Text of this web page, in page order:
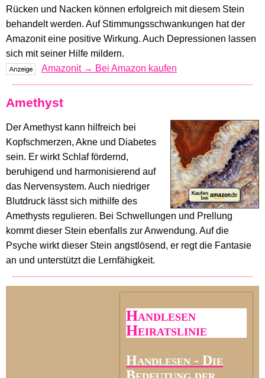
Rücken und Nacken können erfolgreich mit diesem Stein
behandelt werden. Auf Stimmungsschwankungen hat der
Amazonit eine positive Wirkung. Auch Depressionen lassen
sich mit seiner Hilfe mildern.
Amazonit → Bei Amazon kaufen
Amethyst
Der Amethyst kann hilfreich bei
Kopfschmerzen, Akne und Diabetes
sein. Er wirkt Schlaf fördernd,
beruhigend und harmonisierend auf
das Nervensystem. Auch niedriger
Blutdruck lässt sich mithilfe des
Amethysts regulieren. Bei Schwellungen und Prellung
kommt dieser Stein ebenfalls zur Anwendung. Auf die
Psyche wirkt dieser Stein angstlösend, er regt die Fantasie
an und unterstützt die Lernfähigkeit.
Handlesen
Heiratslinie
Handlesen - Die